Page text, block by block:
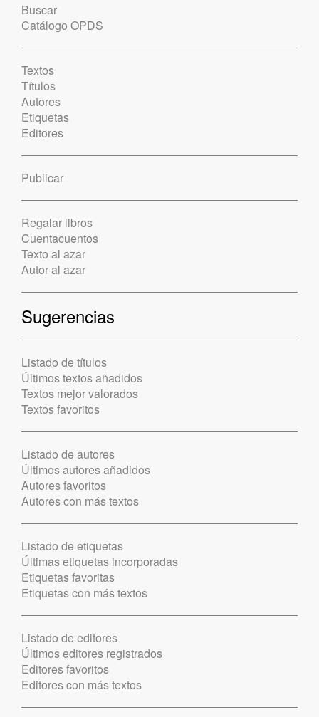
Buscar
Catálogo OPDS
Textos
Títulos
Autores
Etiquetas
Editores
Publicar
Regalar libros
Cuentacuentos
Texto al azar
Autor al azar
Sugerencias
Listado de títulos
Últimos textos añadidos
Textos mejor valorados
Textos favoritos
Listado de autores
Últimos autores añadidos
Autores favoritos
Autores con más textos
Listado de etiquetas
Últimas etiquetas incorporadas
Etiquetas favoritas
Etiquetas con más textos
Listado de editores
Últimos editores registrados
Editores favoritos
Editores con más textos